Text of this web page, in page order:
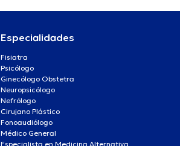
Especialidades
Fisiatra
Psicólogo
Ginecólogo Obstetra
Neuropsicólogo
Nefrólogo
Cirujano Plástico
Fonoaudiólogo
Médico General
Especialista en Medicina Alternativa